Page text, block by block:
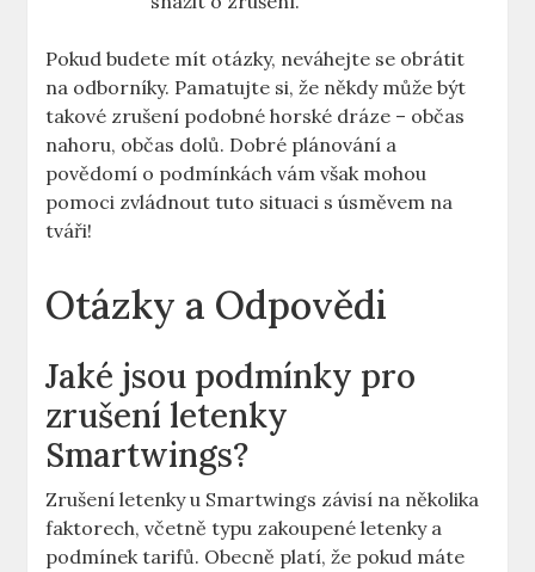
Pokud budete mít otázky, neváhejte se obrátit
na odborníky. Pamatujte si, že někdy může být
takové zrušení podobné horské dráze – občas
nahoru, občas dolů. Dobré plánování a
povědomí o podmínkách vám však mohou
pomoci zvládnout tuto situaci s úsměvem na
tváři!
Otázky a Odpovědi
Jaké jsou podmínky pro
zrušení letenky
Smartwings?
Zrušení letenky u Smartwings závisí na několika
faktorech, včetně typu zakoupené letenky a
podmínek tarifů. Obecně platí, že pokud máte